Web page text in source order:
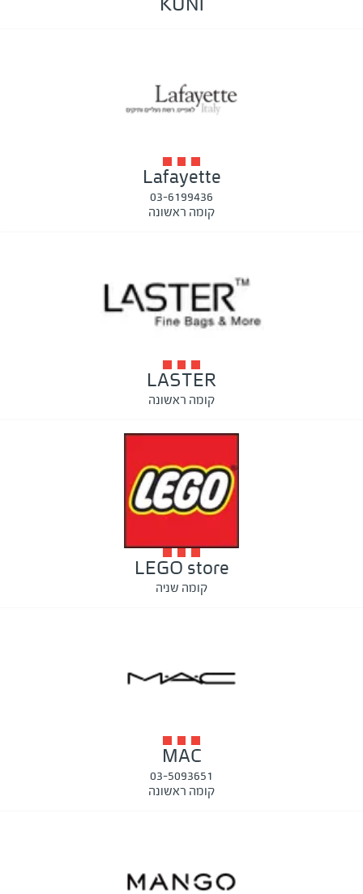
KUNI
Lafayette
03-6199436
קומה ראשונה
LASTER
קומה ראשונה
LEGO store
קומה שניה
MAC
03-5093651
קומה ראשונה